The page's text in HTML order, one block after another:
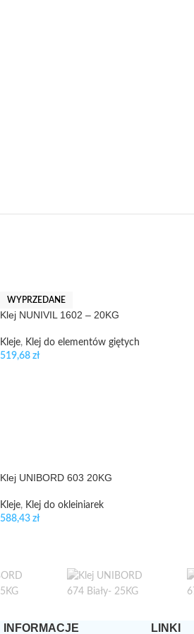
WYPRZEDANE
Klej NUNIVIL 1602 – 20KG
Kleje, Klej do elementów giętych
519,68 zł
Klej UNIBORD 603 20KG
Kleje, Klej do okleiniarek
588,43 zł
INFORMACJE LINKI